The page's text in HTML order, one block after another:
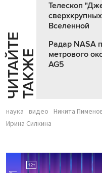
Ч
И
Т
АЙ
Т
Е
Т
А
К
ЖЕ
Телескоп
Вселенной
Радар NASA
метрового
AG5
наука видео Никита
Ирина Силкина